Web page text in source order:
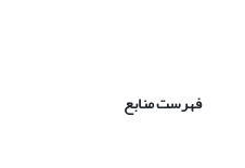
فهرست منابع